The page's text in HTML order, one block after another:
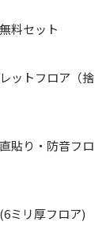
料セット
ットフロア（捨
貼り・防音フロ
ミリ厚フロア)